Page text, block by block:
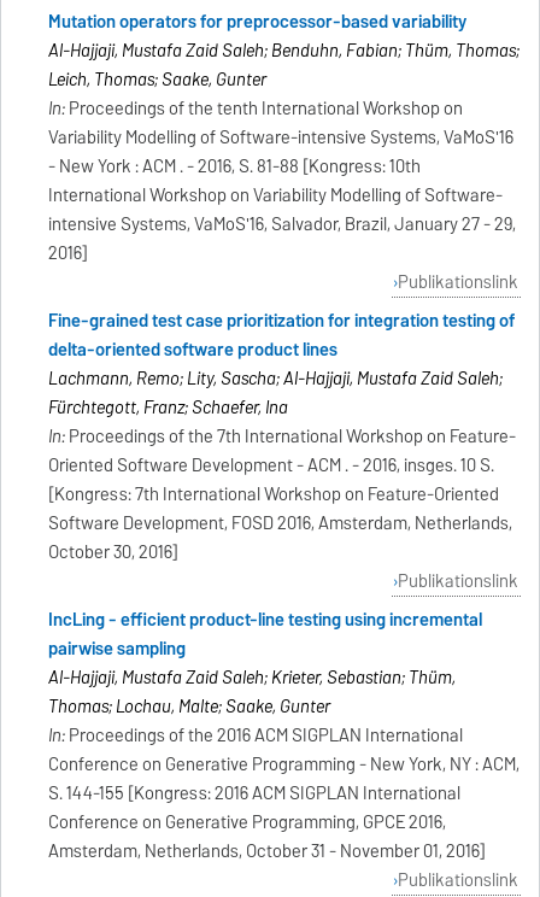
Mutation operators for preprocessor-based variability
Al-Hajjaji, Mustafa Zaid Saleh; Benduhn, Fabian; Thüm, Thomas;
Leich, Thomas; Saake, Gunter
In:Proceedings of the tenth International Workshop on
Variability Modelling of Software-intensive Systems, VaMoS'16
- New York : ACM . - 2016, S. 81-88 [Kongress: 10th
International Workshop on Variability Modelling of Software-
intensive Systems, VaMoS'16, Salvador, Brazil, January 27 - 29,
2016]
Publikationslink
Fine-grained test case prioritization for integration testing of
delta-oriented software product lines
Lachmann, Remo; Lity, Sascha; Al-Hajjaji, Mustafa Zaid Saleh;
Fürchtegott, Franz; Schaefer, Ina
In:Proceedings of the 7th International Workshop on Feature-
Oriented Software Development - ACM . - 2016, insges. 10 S.
[Kongress: 7th International Workshop on Feature-Oriented
Software Development, FOSD 2016, Amsterdam, Netherlands,
October 30, 2016]
Publikationslink
IncLing - efficient product-line testing using incremental
pairwise sampling
Al-Hajjaji, Mustafa Zaid Saleh; Krieter, Sebastian; Thüm,
Thomas; Lochau, Malte; Saake, Gunter
In:Proceedings of the 2016 ACM SIGPLAN International
Conference on Generative Programming - New York, NY : ACM,
S. 144-155 [Kongress: 2016 ACM SIGPLAN International
Conference on Generative Programming, GPCE 2016,
Amsterdam, Netherlands, October 31 - November 01, 2016]
Publikationslink